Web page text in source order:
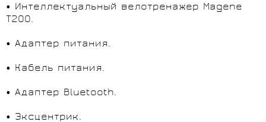
• Интеллектуальный велотренажер Magene
T200.
• Адаптер питания.
• Кабель питания.
• Адаптер Bluetooth.
• Эксцентрик.